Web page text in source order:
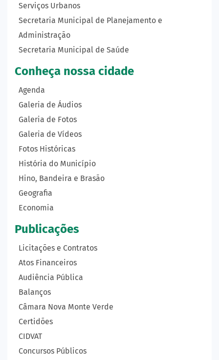
Serviços Urbanos
Secretaria Municipal de Planejamento e
Administração
Secretaria Municipal de Saúde
Conheça nossa cidade
Agenda
Galeria de Áudios
Galeria de Fotos
Galeria de Vídeos
Fotos Históricas
História do Município
Hino, Bandeira e Brasão
Geografia
Economia
Publicações
Licitações e Contratos
Atos Financeiros
Audiência Pública
Balanços
Câmara Nova Monte Verde
Certidões
CIDVAT
Concursos Públicos